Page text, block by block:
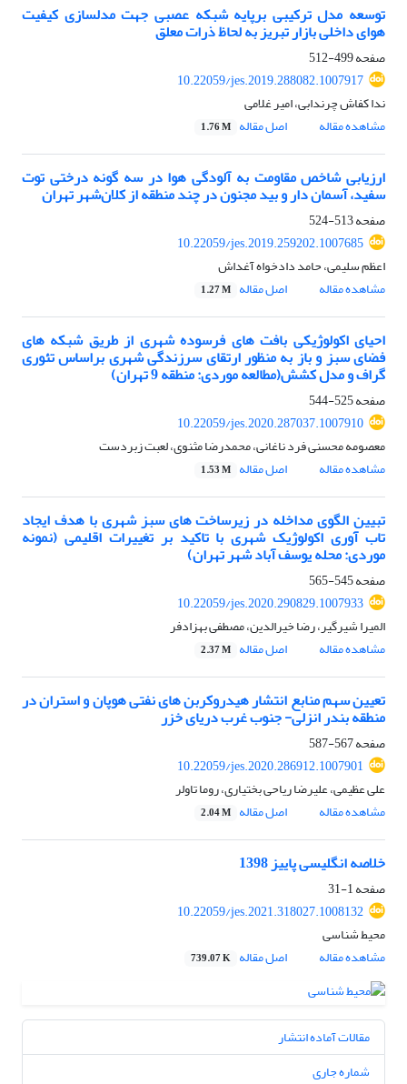
توسعه مدل ترکیبی برپایه شبکه عصبی جهت مدلسازی کیفیت
هوای داخلی بازار تبریز به لحاظ ذرات معلق
صفحه499-512
10.22059/jes.2019.288082.1007917
ندا کفاش چرندابی، امیر غلامی
مشاهده مقاله
اصل مقاله 1.76 M
ارزیابی شاخص مقاومت به آلودگی هوا در سه گونه درختی توت
سفید، آسمان دار و بید مجنون در چند منطقه از کلان‌شهر تهران
صفحه513-524
10.22059/jes.2019.259202.1007685
اعظم سلیمی، حامد دادخواه آغداش
مشاهده مقاله
اصل مقاله 1.27 M
احیای اکولوژیکی بافت های فرسوده شهری از طریق شبکه های
فضای سبز و باز به منظور ارتقای سرزندگی شهری براساس تئوری
گراف و مدل کشش(مطالعه موردی: منطقه 9 تهران)
صفحه525-544
10.22059/jes.2020.287037.1007910
معصومه محسنی فرد ناغانی، محمدرضا مثنوی، لعبت زبردست
مشاهده مقاله
اصل مقاله 1.53 M
تبیین الگوی مداخله در زیرساخت های سبز شهری با هدف ایجاد
تاب آوری اکولوژیک شهری با تاکید بر تغییرات اقلیمی (نمونه
موردی: محله یوسف آباد شهر تهران)
صفحه545-565
10.22059/jes.2020.290829.1007933
المیرا شیرگیر، رضا خیرالدین، مصطفی بهزادفر
مشاهده مقاله
اصل مقاله 2.37 M
تعیین سهم منابع انتشار هیدروکربن های نفتی هوپان و استران در
منطقه بندر انزلی- جنوب غرب دریای خزر
صفحه567-587
10.22059/jes.2020.286912.1007901
علی عظیمی، علیرضا ریاحی بختیاری، روما تاولر
مشاهده مقاله
اصل مقاله 2.04 M
خلاصه انگلیسی پاییز 1398
صفحه1-31
10.22059/jes.2021.318027.1008132
محیط شناسی
مشاهده مقاله
اصل مقاله 739.07 K
مقالات آماده انتشار
شماره جاری